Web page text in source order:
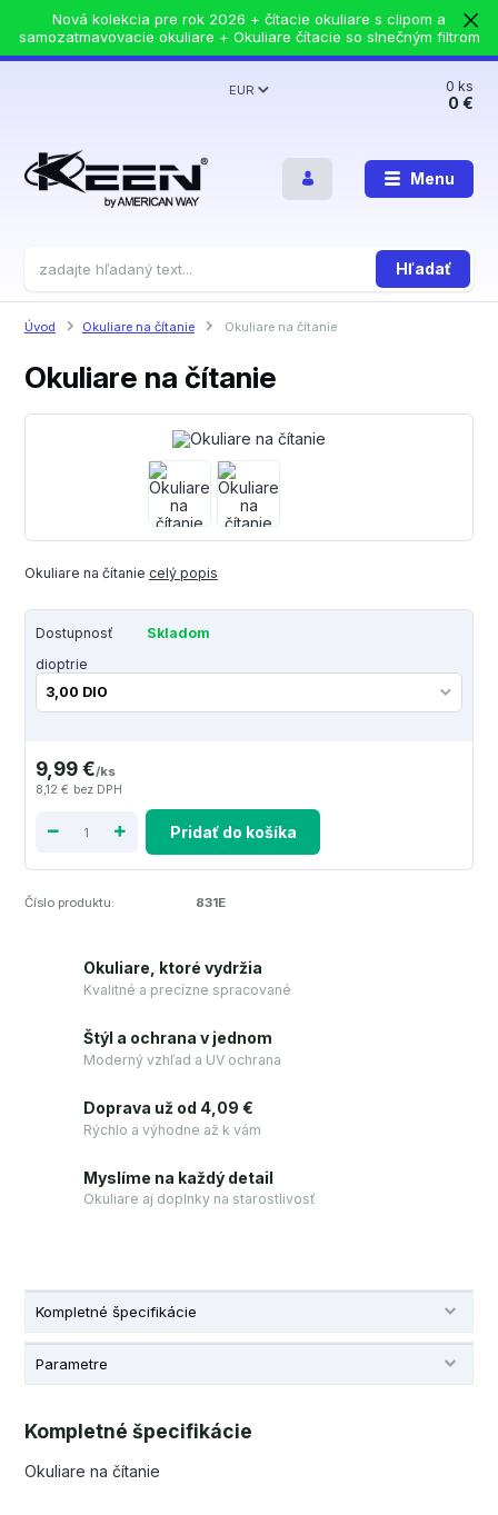
Nová kolekcia pre rok 2026 + čítacie okuliare s clipom a
samozatmavovacie okuliare + Okuliare čítacie so slnečným filtrom
Menu
EUR
Hľadať
0ks
0 €
Úvod Okuliare na čítanie Okuliare na čítanie
Okuliare na čítanie
Okuliare na čítanie celý popis
Dostupnosť
Skladom
dioptrie
9,99 €/ks
8,12 € bez DPH
Pridať do košíka
Číslo produktu: 831E
Okuliare, ktoré vydržia
Kvalitné a precízne spracované
Štýl a ochrana v jednom
Moderný vzhľad a UV ochrana
Doprava už od 4,09 €
Rýchlo a výhodne až k vám
Myslíme na každý detail
Okuliare aj doplnky na starostlivosť
Kompletné špecifikácie
Parametre
Kompletné špecifikácie
Okuliare na čítanie